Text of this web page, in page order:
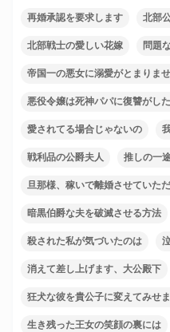
再婚承認を要求します 北部
北部戦士の愛しい花嫁 問題
帝国一の悪女に溺愛がとまりませ
悪役令嬢は死神パパに復讐がし
愛されてる場合じゃないの
戦利品の公爵夫人 推しの一
旦那様、稼いで離婚させていた
暗黒伯爵な夫を破滅させる方法
殺された私が気づいたのは
消えて差し上げます、大公殿下
狂犬な彼を貴公子に変えてみせま
生き残った王女の笑顔の裏には